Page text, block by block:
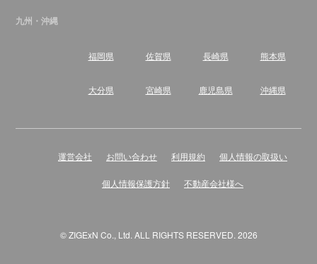
九州・沖縄
福岡県 佐賀県 長崎県 熊本県
大分県 宮崎県 鹿児島県 沖縄県
運営会社 お問い合わせ 利用規約 個人情報の取扱い
個人情報保護方針 不動産会社様へ
© ZIGExN Co., Ltd. ALL RIGHTS RESERVED. 2026